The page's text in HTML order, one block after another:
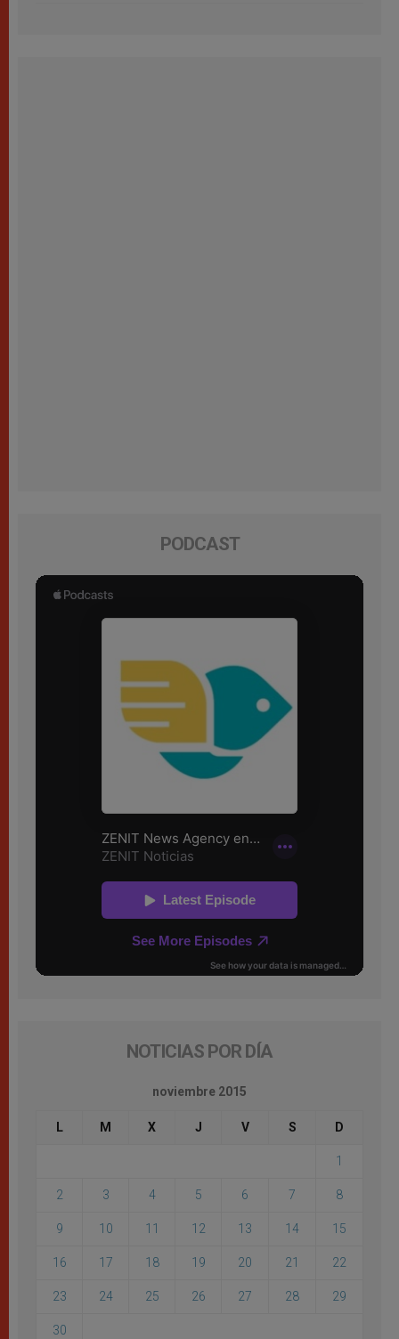
PODCAST
NOTICIAS POR DÍA
noviembre 2015
L M X J V S D
1
2 3 4 5 6 7 8
9 10 11 12 13 14 15
16 17 18 19 20 21 22
23 24 25 26 27 28 29
30